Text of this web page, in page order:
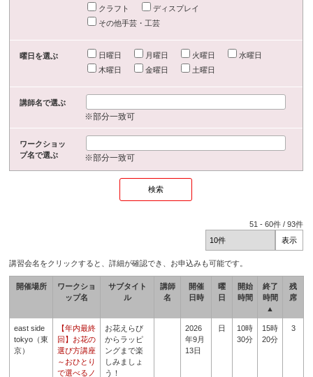
クラフト
ディスプレイ
その他手芸・工芸
曜日を選ぶ 日曜日 月曜日 火曜日
水曜日
木曜日
金曜日 土曜日
講師名で選ぶ
※部分一致可
ワークショッ
プ名で選ぶ
※部分一致可
51 -60件 /93件
講習会名をクリックすると、詳細が確認でき、お申込みも可能です。
開催場所
ワークショ
ップ名
サブタイト
ル
講師
名
開催
日時
曜
日
開始
時間
終了
時間
▲
残
席
east side
tokyo（東
京）
【年内最終
回】お花の
選び方講座
～おひとり
で選べるノ
お花えらび
からラッピ
ングまで楽
しみましょ
う！
2026
年9月
13日
日
10時
30分
15時
20分
3